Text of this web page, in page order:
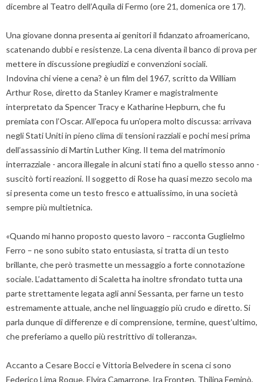
dicembre al Teatro dell’Aquila di Fermo (ore 21, domenica ore 17).
Una giovane donna presenta ai genitori il fidanzato afroamericano,
scatenando dubbi e resistenze. La cena diventa il banco di prova per
mettere in discussione pregiudizi e convenzioni sociali.
Indovina chi viene a cena? è un film del 1967, scritto da William
Arthur Rose, diretto da Stanley Kramer e magistralmente
interpretato da Spencer Tracy e Katharine Hepburn, che fu
premiata con l’Oscar. All’epoca fu un’opera molto discussa: arrivava
negli Stati Uniti in pieno clima di tensioni razziali e pochi mesi prima
dell’assassinio di Martin Luther King. Il tema del matrimonio
interrazziale - ancora illegale in alcuni stati fino a quello stesso anno -
suscitò forti reazioni. Il soggetto di Rose ha quasi mezzo secolo ma
si presenta come un testo fresco e attualissimo, in una società
sempre più multietnica.
«Quando mi hanno proposto questo lavoro – racconta Guglielmo
Ferro – ne sono subito stato entusiasta, si tratta di un testo
brillante, che però trasmette un messaggio a forte connotazione
sociale. L’adattamento di Scaletta ha inoltre sfrondato tutta una
parte strettamente legata agli anni Sessanta, per farne un testo
estremamente attuale, anche nel linguaggio più crudo e diretto. Si
parla dunque di differenze e di comprensione, termine, quest’ultimo,
che preferiamo a quello più restrittivo di tolleranza».
Accanto a Cesare Bocci e Vittoria Belvedere in scena ci sono
Federico Lima Roque, Elvira Camarrone, Ira Fronten, Thilina Feminò,